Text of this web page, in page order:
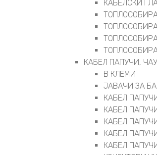
КАБЕЛСКИ
КАБЕЛ ПАПУЧИ,
В КЛЕМИ
ЈАВАЧИ ЗА
КАБЕЛ
КАБЕЛ
КАБЕЛ
КАБЕЛ
КАБЕЛ